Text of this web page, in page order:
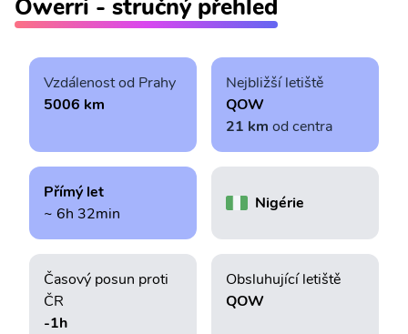
Owerri - stručný přehled
Vzdálenost od Prahy
5006 km
Nejbližší letiště
QOW
21 km od centra
Přímý let
~ 6h 32min
Nigérie
Časový posun proti
ČR
-1h
Obsluhující letiště
QOW